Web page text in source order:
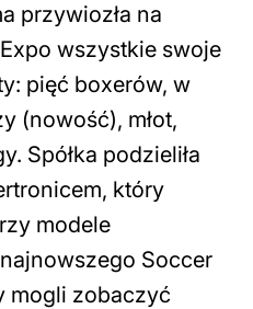
przywiozła na
wszystkie swoje
pięć boxerów, w
(nowość), młot,
Spółka podzieliła
który
modele
Soccer
mogli zobaczyć